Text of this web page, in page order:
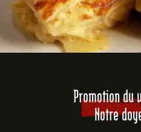
Promotion du
Notre